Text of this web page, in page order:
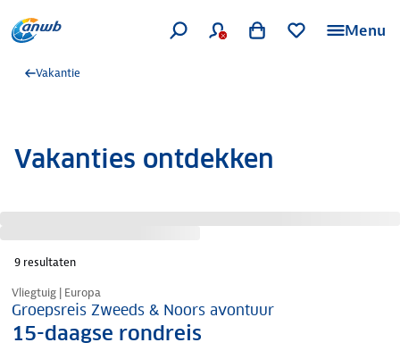
Menu
Vakantie
Vakanties ontdekken
9 resultaten
Nazomer korting
Vliegtuig | Europa
Groepsreis Zweeds & Noors avontuur
15-daagse rondreis